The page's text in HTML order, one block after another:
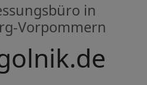
in
Vorpommern